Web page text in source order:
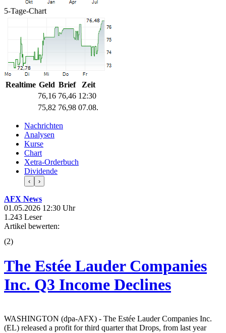
5-Tage-Chart
Realtime Geld Brief
Zeit
76,16 76,46 12:30
75,82 76,98 07.08.
Nachrichten
Analysen
Kurse
Chart
Xetra-Orderbuch
Dividende
‹ ›
AFX News
01.05.2026 12:30 Uhr
1.243 Leser
Artikel bewerten:
(2)
The Estée Lauder Companies
Inc. Q3 Income Declines
WASHINGTON (dpa-AFX) - The Estée Lauder Companies Inc.
(EL) released a profit for third quarter that Drops, from last year